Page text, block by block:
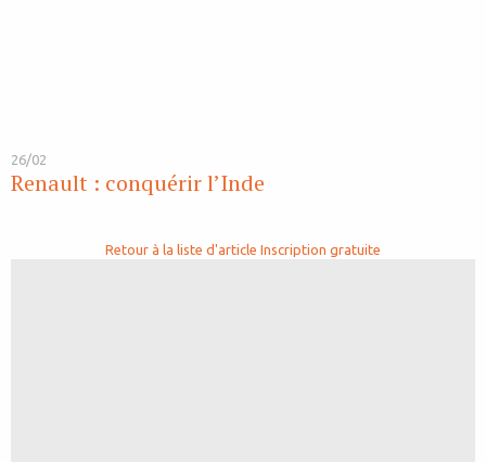
26/02
Renault : conquérir l’Inde
Retour à la liste d'article Inscription gratuite